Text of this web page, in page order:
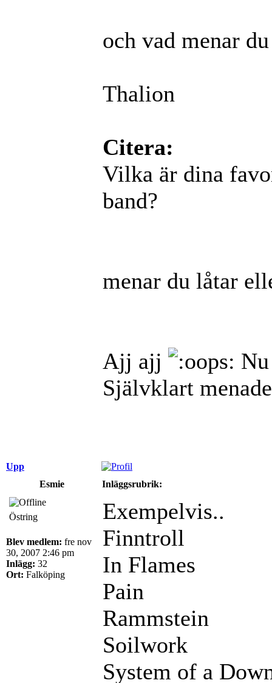
och vad menar du
Thalion
Citera:
Vilka är dina
band?
menar du låtar
Ajj ajj
Självklart
Upp
Esmie
Inläggsrubrik:
Östring
Blev medlem: fre nov
30, 2007 2:46 pm
Inlägg: 32
Ort: Falköping
Exempelvis..
Finntroll
In Flames
Pain
Rammstein
Soilwork
System of a